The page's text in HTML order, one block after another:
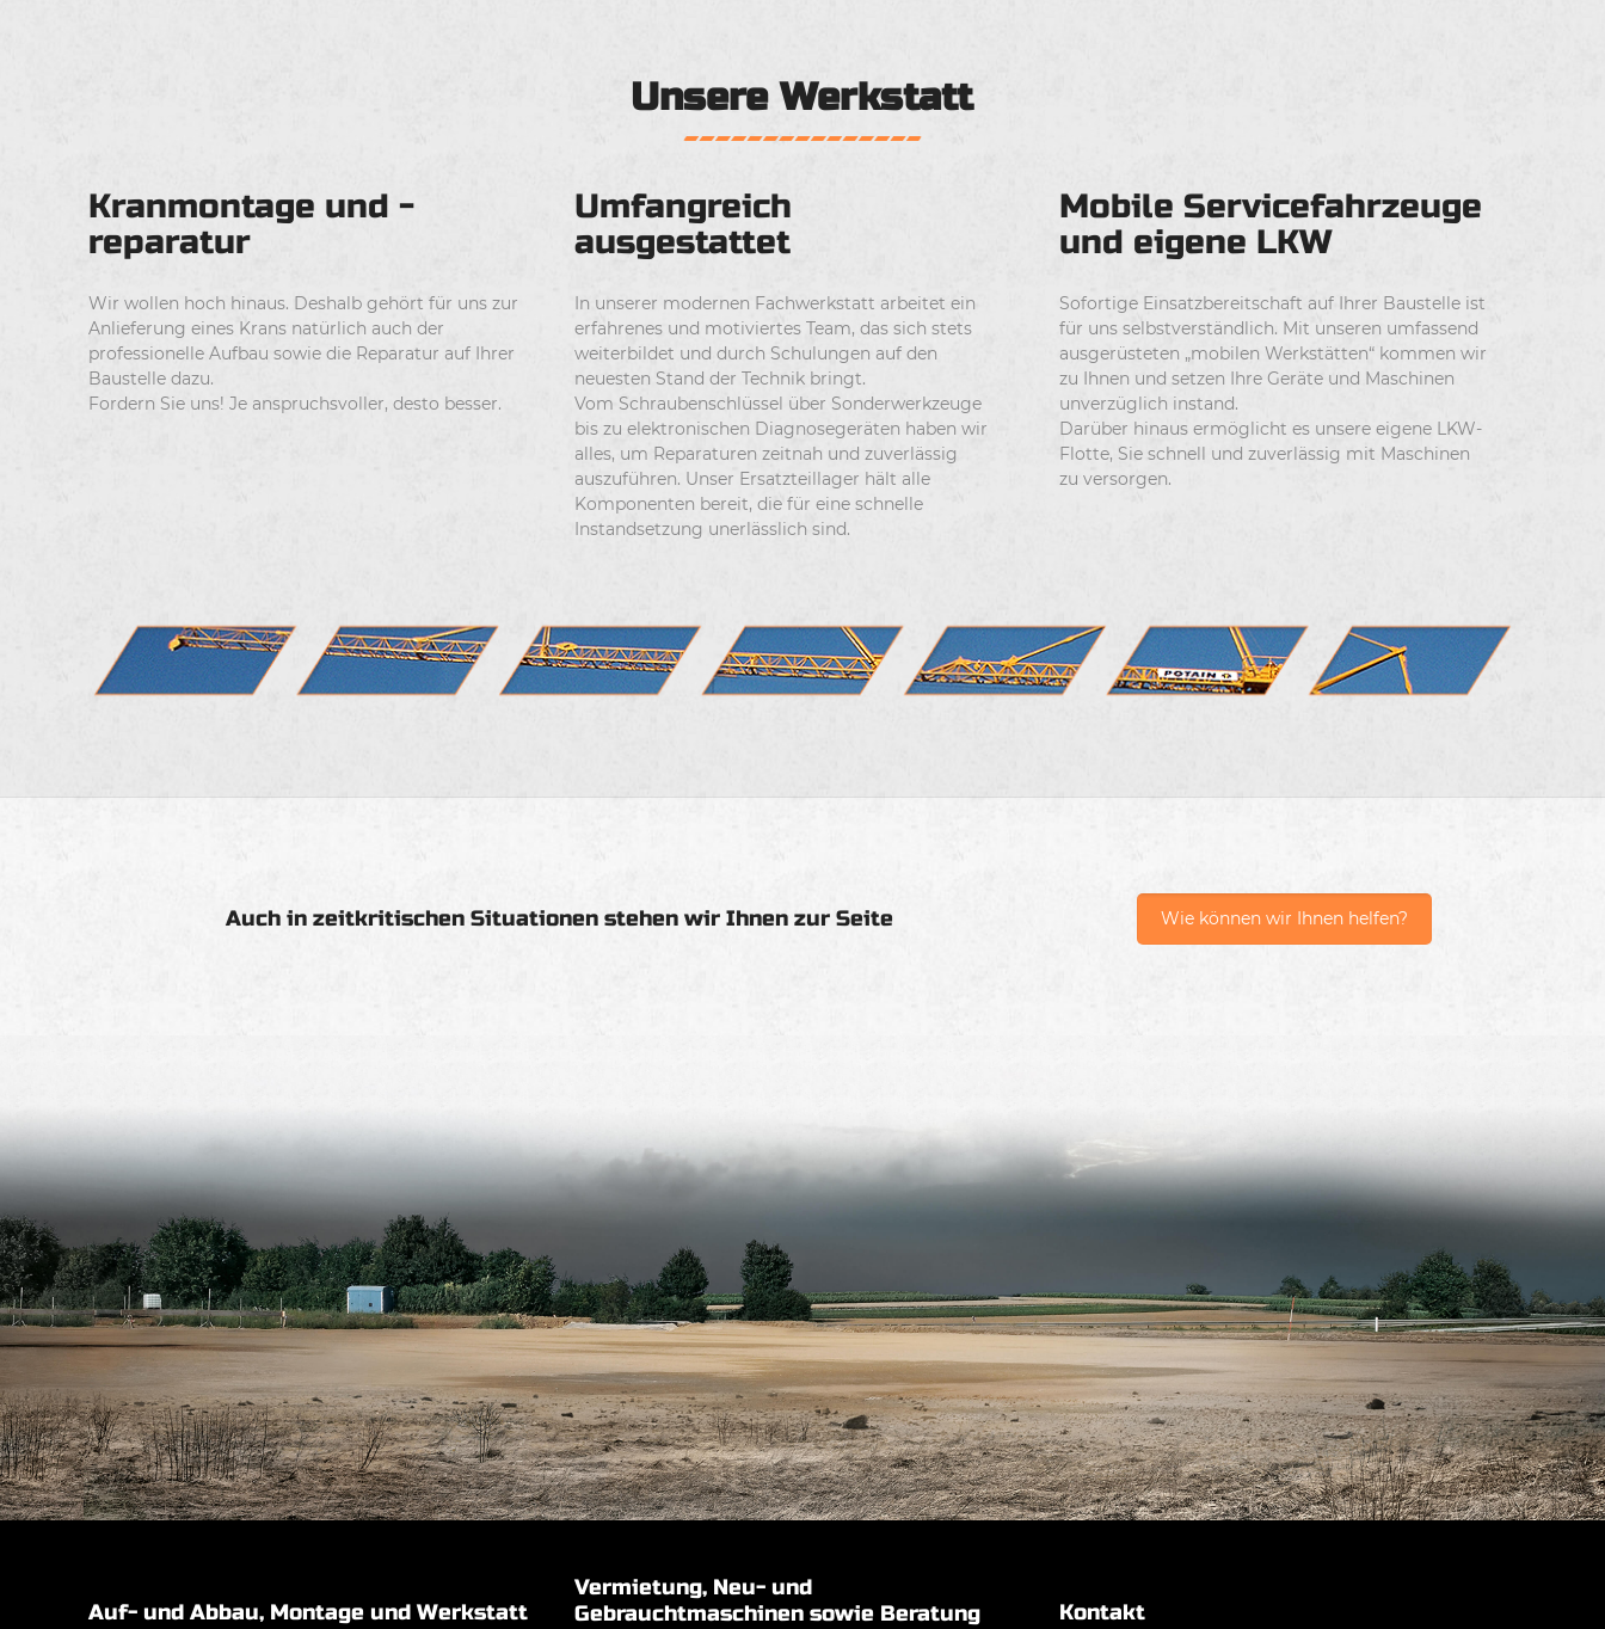
Unsere Werkstatt
Kranmontage und -
reparatur
Wir wollen hoch hinaus. Deshalb gehört für uns zur
Anlieferung eines Krans natürlich auch der
professionelle Aufbau sowie die Reparatur auf Ihrer
Baustelle dazu.
Fordern Sie uns! Je anspruchsvoller, desto besser.
Umfangreich
ausgestattet
In unserer modernen Fachwerkstatt arbeitet ein
erfahrenes und motiviertes Team, das sich stets
weiterbildet und durch Schulungen auf den
neuesten Stand der Technik bringt.
Vom Schraubenschlüssel über Sonderwerkzeuge
bis zu elektronischen Diagnosegeräten haben wir
alles, um Reparaturen zeitnah und zuverlässig
auszuführen. Unser Ersatzteillager hält alle
Komponenten bereit, die für eine schnelle
Instandsetzung unerlässlich sind.
Mobile Servicefahrzeuge
und eigene LKW
Sofortige Einsatzbereitschaft auf Ihrer Baustelle ist
für uns selbstverständlich. Mit unseren umfassend
ausgerüsteten „mobilen Werkstätten“ kommen wir
zu Ihnen und setzen Ihre Geräte und Maschinen
unverzüglich instand.
Darüber hinaus ermöglicht es unsere eigene LKW-
Flotte, Sie schnell und zuverlässig mit Maschinen
zu versorgen.
Auch in zeitkritischen Situationen stehen wir Ihnen zur Seite Wie können wir Ihnen helfen?
Auf- und Abbau, Montage und Werkstatt
Vermietung, Neu- und
Gebrauchtmaschinen sowie Beratung
Kontakt